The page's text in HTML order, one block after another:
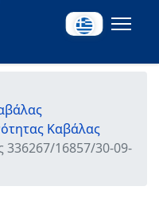
Καβάλας
16857/30-09-